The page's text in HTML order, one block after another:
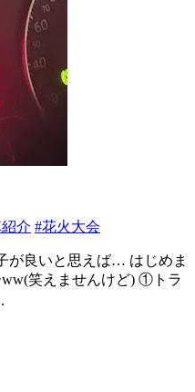
介 #花火大会
が良いと思えば… はじめま
笑えませんけど) ①トラ